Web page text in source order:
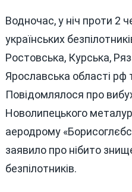
Водночас, у ніч проти 2
українських
Ростовська, Курська,
Ярославська області
Повідомлялося про
Новолипецького
аеродрому
заявило про нібито
безпілотників.